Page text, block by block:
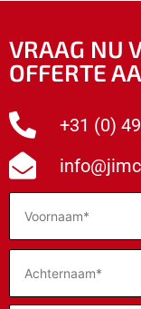
VRAAG NU
OFFERTE
+31 (0)
Naam